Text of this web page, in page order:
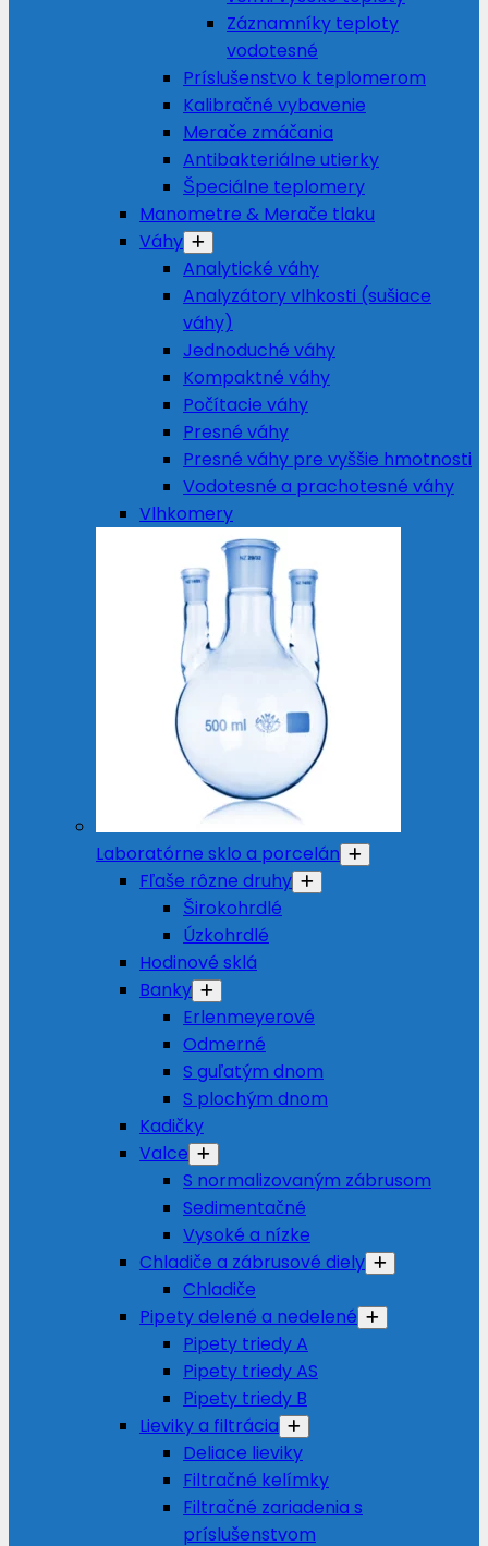
Záznamníky teploty
vodotesné
Príslušenstvo k teplomerom
Kalibračné vybavenie
Merače zmáčania
Antibakteriálne utierky
Špeciálne teplomery
Manometre & Merače tlaku
Váhy
Analytické váhy
Analyzátory vlhkosti (sušiace
váhy)
Jednoduché váhy
Kompaktné váhy
Počítacie váhy
Presné váhy
Presné váhy pre vyššie hmotnosti
Vodotesné a prachotesné váhy
Vlhkomery
Laboratórne sklo a porcelán
Fľaše rôzne druhy
Širokohrdlé
Úzkohrdlé
Hodinové sklá
Banky
Erlenmeyerové
Odmerné
S guľatým dnom
S plochým dnom
Kadičky
Valce
S normalizovaným zábrusom
Sedimentačné
Vysoké a nízke
Chladiče a zábrusové diely
Chladiče
Pipety delené a nedelené
Pipety triedy A
Pipety triedy AS
Pipety triedy B
Lieviky a filtrácia
Deliace lieviky
Filtračné kelímky
Filtračné zariadenia s
príslušenstvom